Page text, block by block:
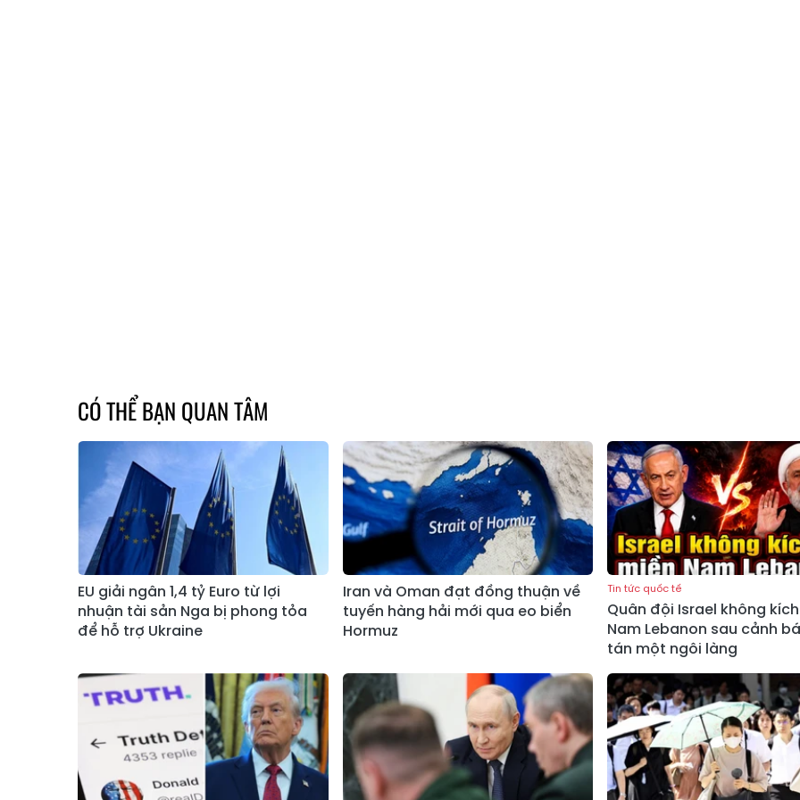
CÓ THỂ BẠN QUAN TÂM
EU giải ngân 1,4 tỷ Euro từ lợi
nhuận tài sản Nga bị phong tỏa
để hỗ trợ Ukraine
Iran và Oman đạt đồng thuận về
tuyến hàng hải mới qua eo biển
Hormuz
Tin tức quốc tế
Quân đội Israel không
Nam Lebanon sau cảnh
tán một ngôi làng